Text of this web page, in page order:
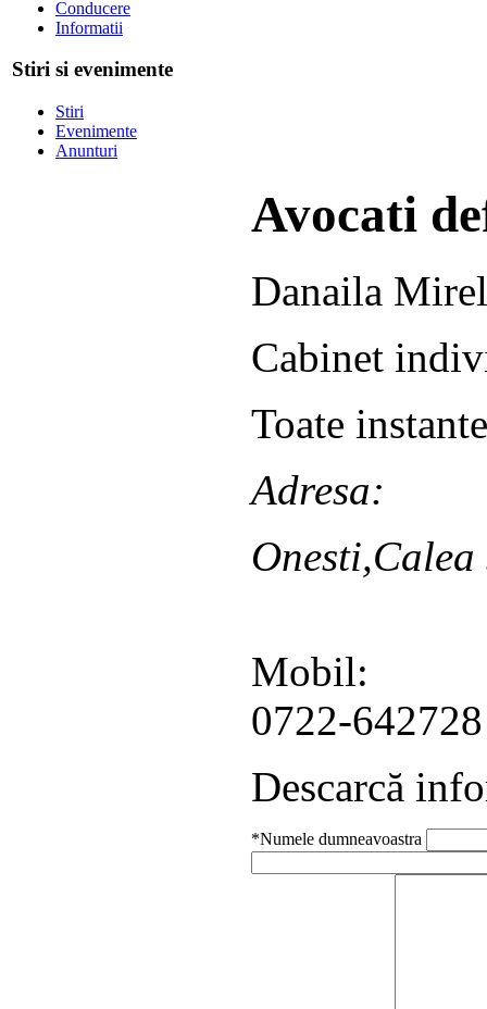
Conducere
Informatii
Stiri si evenimente
Stiri
Evenimente
Anunturi
Avocati
Danaila
Cabinet
Toate
Adresa:
Mobil:
0722-642728
Descarcă
*Numele dumneavoastra